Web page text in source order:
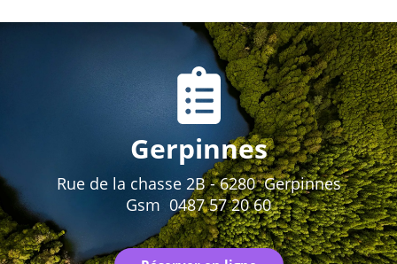
Gerpinnes
Rue de la chasse 2B - 6280 Gerpinnes
Gsm 0487 57 20 60